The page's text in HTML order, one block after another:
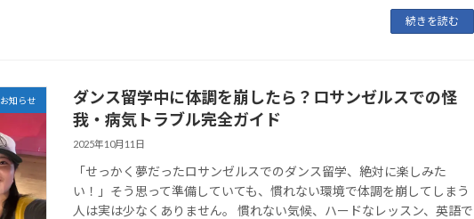
続きを読む
お知らせ
ダンス留学中に体調を崩したら？ロサンゼルスでの怪
我・病気トラブル完全ガイド
2025年10月11日
「せっかく夢だったロサンゼルスでのダンス留学、絶対に楽しみた
い！」そう思って準備していても、慣れない環境で体調を崩してしまう
人は実は少なくありません。 慣れない気候、ハードなレッスン、英語で